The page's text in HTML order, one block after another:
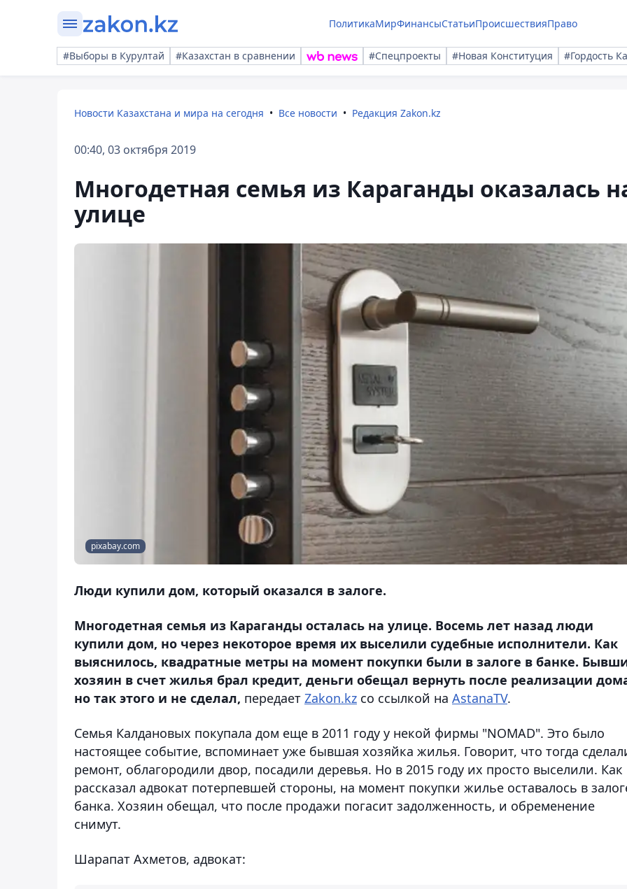
ПолитикаМирФинансыСтатьиПроисшествияПраво
#Выборы в Курултай #Казахстан в сравнении #Спецпроекты #Новая Конституция #Гордость
Новости Казахстана и мира на сегодня Все новости Редакция Zakon.kz
00:40, 03 октября 2019
Многодетная семья из Караганды оказалась
улице
pixabay.com
Люди купили дом, который оказался в залоге.
Многодетная семья из Караганды осталась на улице. Восемь лет назад люди
купили дом, но через некоторое время их выселили судебные исполнители. Как
выяснилось, квадратные метры на момент покупки были в залоге в банке.
хозяин в счет жилья брал кредит, деньги обещал вернуть после реализации
но так этого и не сделал, передает Zakon.kz со ссылкой на AstanaTV.
Семья Калдановых покупала дом еще в 2011 году у некой фирмы "NOMAD". Это было
настоящее событие, вспоминает уже бывшая хозяйка жилья. Говорит, что тогда
ремонт, облагородили двор, посадили деревья. Но в 2015 году их просто выселили. Как
рассказал адвокат потерпевшей стороны, на момент покупки жилье оставалось в
банка. Хозяин обещал, что после продажи погасит задолженность, и обременение
снимут.
Шарапат Ахметов, адвокат: